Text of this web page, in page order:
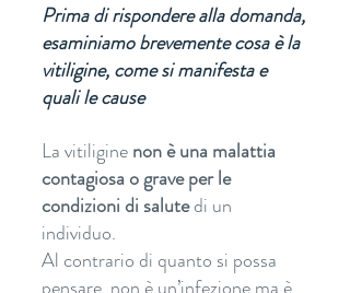
Prima di rispondere alla domanda,
esaminiamo brevemente cosa è la
vitiligine, come si manifesta e
quali le cause
La vitiligine non è una malattia
contagiosa o grave per le
condizioni di salute di un
individuo.
Al contrario di quanto si possa